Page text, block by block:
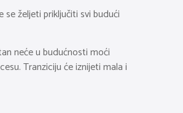
željeti priključiti svi budući
neće u budućnosti moći
Tranziciju će iznijeti mala i